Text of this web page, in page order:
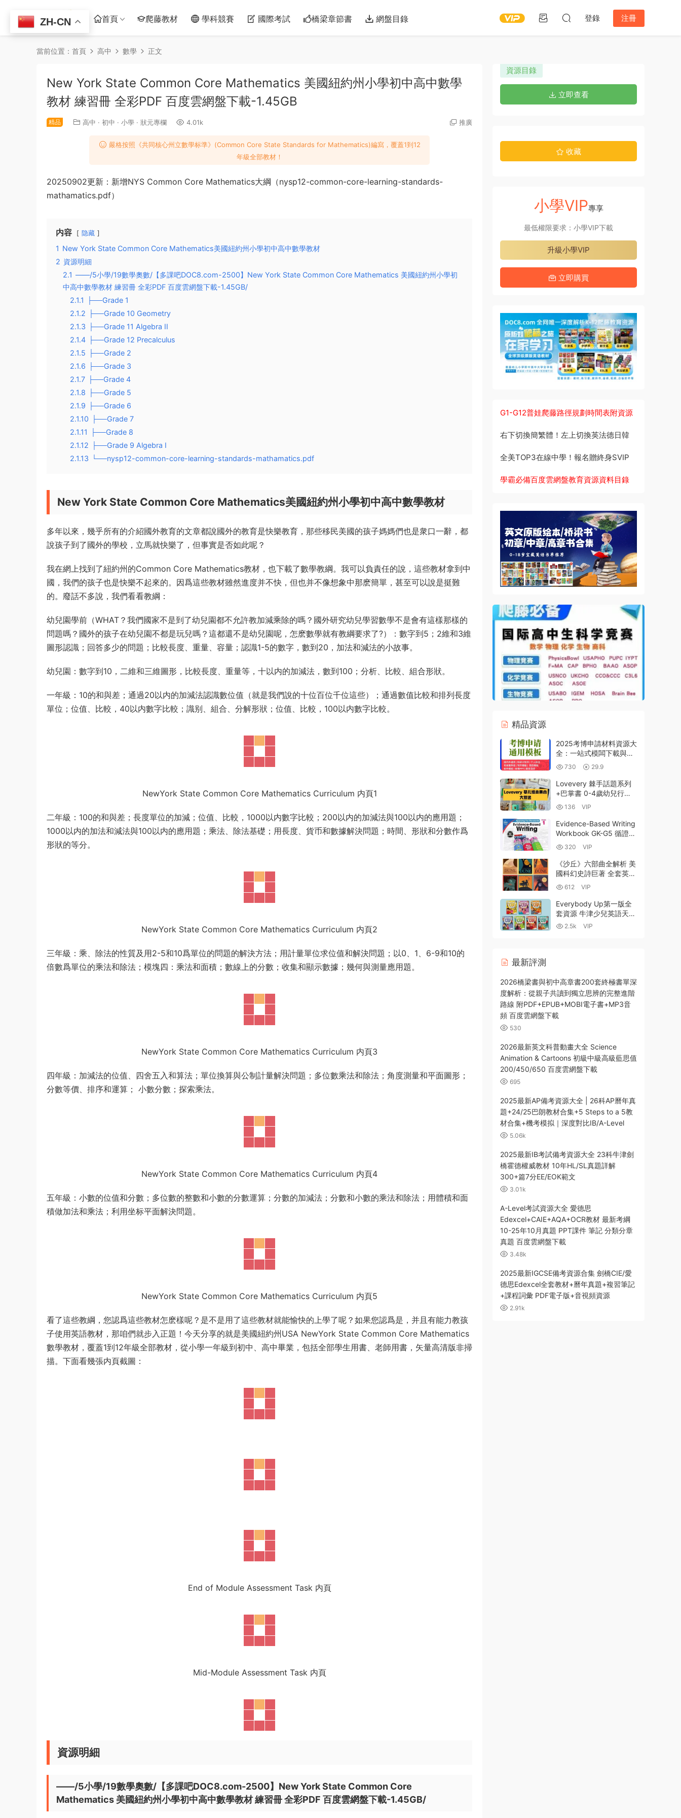
首頁 爬藤教材 學科競賽 國際考試 橋梁章節書 網盤目錄 登錄 注冊
當前位置： 首頁 高中 數學 正文
New York State Common Core Mathematics 美國紐約州小學初中高中數學
教材 練習冊 全彩PDF 百度雲網盤下載-1.45GB
精品 高中 · 初中 · 小學 · 狀元專欄 4.01k 推廣
嚴格按照《共同核心州立數學标準》(Common Core State Standards for Mathematics)編寫，覆蓋1到12
年級全部教材！
20250902更新：新增NYS Common Core Mathematics大綱（nysp12-common-core-learning-standards-
mathamatics.pdf）
内容 隐藏
1 New York State Common Core Mathematics美國紐約州小學初中高中數學教材
2 資源明細
2.1 ——/5小學/19數學奧數/【多課吧DOC8.com-2500】New York State Common Core Mathematics 美國紐約州小學初
中高中數學教材 練習冊 全彩PDF 百度雲網盤下載-1.45GB/
2.1.1
├──Grade 1
2.1.2
├──Grade 10 Geometry
2.1.3
├──Grade 11 Algebra II
2.1.4
├──Grade 12 Precalculus
2.1.5
├──Grade 2
2.1.6
├──Grade 3
2.1.7
├──Grade 4
2.1.8
├──Grade 5
2.1.9
├──Grade 6
2.1.10
├──Grade 7
2.1.11
├──Grade 8
2.1.12
├──Grade 9 Algebra I
2.1.13
└──nysp12-common-core-learning-standards-mathamatics.pdf
New York State Common Core Mathematics美國紐約州小學初中高中數學教材
多年以來，幾乎所有的介紹國外教育的文章都說國外的教育是快樂教育，那些移民美國的孩子媽媽們也是衆口一辭，都
說孩子到了國外的學校，立馬就快樂了，但事實是否如此呢？
我在網上找到了紐約州的Common Core Mathematics教材，也下載了數學教綱。我可以負責任的說，這些教材拿到中
國，我們的孩子也是快樂不起來的。因爲這些教材雖然進度并不快，但也并不像想象中那麽簡單，甚至可以說是挺難
的。廢話不多說，我們看看教綱：
幼兒園學前（WHAT？我們國家不是到了幼兒園都不允許教加減乘除的嗎？國外研究幼兒學習數學不是會有這樣那樣的
問題嗎？國外的孩子在幼兒園不都是玩兒嗎？這都還不是幼兒園呢，怎麽數學就有教綱要求了?）：數字到5；2維和3維
圖形認識；回答多少的問題；比較長度、重量、容量；認識1-5的數字，數到20，加法和減法的小故事。
幼兒園：數字到10，二維和三維圖形，比較長度、重量等，十以内的加減法，數到100；分析、比較、組合形狀。
一年級：10的和與差；通過20以内的加減法認識數位值（就是我們說的十位百位千位這些）；通過數值比較和排列長度
單位；位值、比較，40以内數字比較；識别、組合、分解形狀；位值、比較，100以内數字比較。
NewYork State Common Core Mathematics Curriculum 内頁1
二年級：100的和與差；長度單位的加減；位值、比較，1000以内數字比較；200以内的加減法與100以内的應用題；
1000以内的加法和減法與100以内的應用題；乘法、除法基礎；用長度、貨币和數據解決問題；時間、形狀和分數作爲
形狀的等分。
NewYork State Common Core Mathematics Curriculum 内頁2
三年級：乘、除法的性質及用2-5和10爲單位的問題的解決方法；用計量單位求位值和解決問題；以0、1、6-9和10的
倍數爲單位的乘法和除法；模塊四：乘法和面積；數線上的分數；收集和顯示數據；幾何與測量應用題。
NewYork State Common Core Mathematics Curriculum 内頁3
四年級：加減法的位值、四舍五入和算法；單位換算與公制計量解決問題；多位數乘法和除法；角度測量和平面圖形；
分數等價、排序和運算； 小數分數；探索乘法。
NewYork State Common Core Mathematics Curriculum 内頁4
五年級：小數的位值和分數；多位數的整數和小數的分數運算；分數的加減法；分數和小數的乘法和除法；用體積和面
積做加法和乘法；利用坐标平面解決問題。
NewYork State Common Core Mathematics Curriculum 内頁5
看了這些教綱，您認爲這些教材怎麽樣呢？是不是用了這些教材就能愉快的上學了呢？如果您認爲是，并且有能力教孩
子使用英語教材，那咱們就步入正題！今天分享的就是美國紐約州USA NewYork State Common Core Mathematics
數學教材，覆蓋1到12年級全部教材，從小學一年級到初中、高中畢業，包括全部學生用書、老師用書，矢量高清版非掃
描。下面看幾張内頁截圖：
End of Module Assessment Task 内頁
Mid-Module Assessment Task 内頁
資源明細
——/5小學/19數學奧數/【多課吧DOC8.com-2500】New York State Common Core
Mathematics 美國紐約州小學初中高中數學教材 練習冊 全彩PDF 百度雲網盤下載-1.45GB/
資源目錄
立即查看
收藏
小學VIP專享
最低權限要求：小學VIP下載
升級小學VIP
立即購買
G1-G12普娃爬藤路徑規劃時間表附資源
右下切換簡繁體！左上切換英法德日韓
全美TOP3在線中學！報名贈終身SVIP
學霸必備百度雲網盤教育資源資料目錄
精品資源
2025考博申請材料資源大
全：一站式模闆下載與專
家級撰寫指南 附
PDF+WORD模闆
730 29.9
Lovevery 棘手話題系列
+巴掌書 0-4歲幼兒行爲
引導與情緒認知繪本PDF
電子版 蒙氏早教資源合集
資源網盤下載
136 VIP
Evidence-Based Writing
Workbook GK-G5 循證寫
作練習冊英文版深度解析
PDF電子版 百度雲網盤下
載
320 VIP
《沙丘》六部曲全解析 美
國科幻史詩巨著 全套英文
電子版PDF電子書+MP3
音頻資源網盤下載
612 VIP
Everybody Up第一版全
套資源 牛津少兒英語天天
向上 點讀版PDF 教師用
2.5k VIP
最新評測
2026橋梁書與初中高章書200套終極書單深
度解析：從親子共讀到獨立思辨的完整進階
路線 附PDF+EPUB+MOBI電子書+MP3音
頻 百度雲網盤下載
530
2026最新英文科普動畫大全 Science
Animation & Cartoons 初級中級高級藍思值
200/450/650 百度雲網盤下載
695
2025最新AP備考資源大全 | 26科AP曆年真
題+24/25巴朗教材合集+5 Steps to a 5教
材合集+機考模拟｜深度對比IB/A-Level
5.06k
2025最新IB考試備考資源大全 23科牛津劍
橋霍德權威教材 10年HL/SL真題詳解
300+篇7分EE/EOK範文
3.01k
A-Level考試資源大全 愛德思
Edexcel+CAIE+AQA+OCR教材 最新考綱
10-25年10月真題 PPT課件 筆記 分類分章
真題 百度雲網盤下載
3.48k
2025最新IGCSE備考資源合集 劍橋CIE/愛
德思Edexcel全套教材+曆年真題+複習筆記
+課程詞彙 PDF電子版+音視頻資源
2.91k
ZH-CN